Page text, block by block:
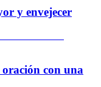
y envejecer
con una